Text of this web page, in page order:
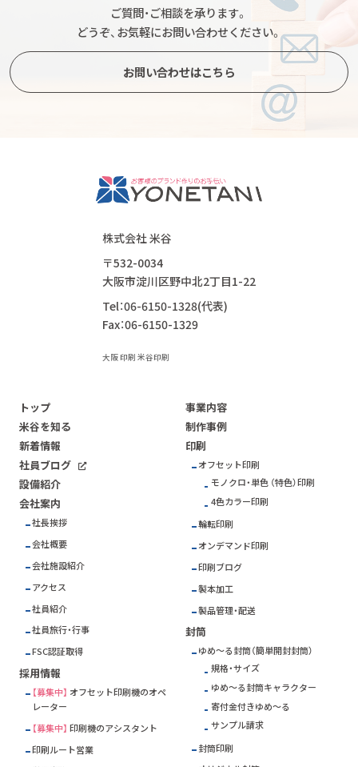
ご質問・ご相談を承ります。
どうぞ、お気軽にお問い合わせください。
お問い合わせはこちら
株式会社 米谷
〒532-0034
大阪市淀川区野中北2丁目1-22
Tel：06-6150-1328(代表)
Fax：06-6150-1329
大阪 印刷 米谷印刷
トップ
米谷を知る
新着情報
社員ブログ
設備紹介
会社案内
社長挨拶
会社概要
会社施設紹介
アクセス
社員紹介
社員旅行・行事
FSC認証取得
採用情報
【募集中】 オフセット印刷機のオペ
レーター
【募集中】 印刷機のアシスタント
印刷ルート営業
事業内容
制作事例
印刷
オフセット印刷
モノクロ・単色 （特色）印刷
4色カラー印刷
輪転印刷
オンデマンド印刷
印刷ブログ
製本加工
製品管理・配送
封筒
ゆめ～る封筒（簡単開封封筒）
規格・サイズ
ゆめ～る封筒キャラクター
寄付金付きゆめ～る
サンプル請求
封筒印刷